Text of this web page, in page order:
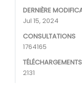
DERNIÈRE
Jul 15, 2024
CONSULTATIONS
1764165
TÉLÉCHARGEMENTS
2131